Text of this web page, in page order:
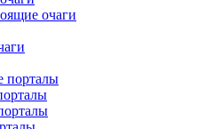
очаги
порталы